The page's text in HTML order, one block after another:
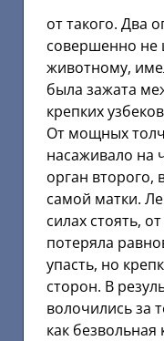
от такого. Два
совершенно не
животному,
была зажата
крепких
От мощных
насаживало на
орган второго,
самой матки.
силах стоять,
потеряла
упасть, но
сторон. В
волочились за
как безвольная